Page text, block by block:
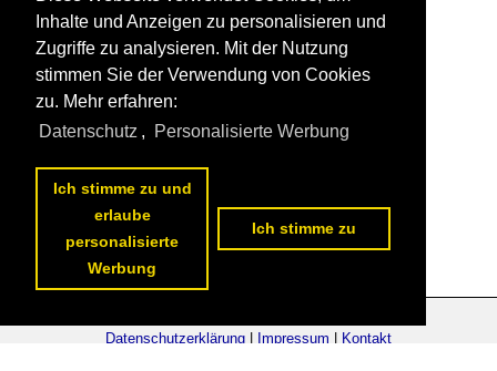
Datenschutzerklärung | Impressum | Kontakt
Inhalte und Anzeigen zu personalisieren und
Zugriffe zu analysieren. Mit der Nutzung
stimmen Sie der Verwendung von Cookies
zu. Mehr erfahren:
Datenschutz , Personalisierte Werbung
Ich stimme zu und
erlaube
personalisierte
Werbung
Ich stimme zu